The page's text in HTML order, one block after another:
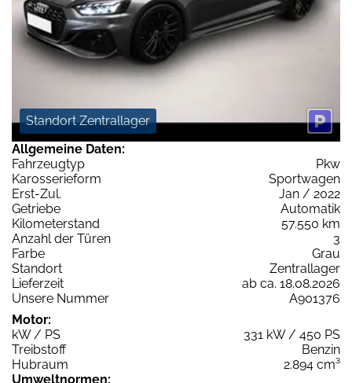
Standort Zentrallager
Allgemeine Daten:
Fahrzeugtyp
Pkw
Karosserieform
Sportwagen
Erst-Zul.
Jan / 2022
Getriebe
Automatik
Kilometerstand
57.550 km
Anzahl der Türen
3
Farbe
Grau
Standort
Zentrallager
Lieferzeit
ab ca. 18.08.2026
Unsere Nummer
A901376
Motor:
kW / PS
331 kW / 450 PS
Treibstoff
Benzin
Hubraum
2.894 cm³
Umweltnormen: